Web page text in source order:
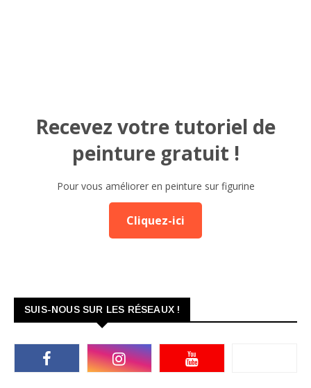
Recevez votre tutoriel de
peinture gratuit !
Pour vous améliorer en peinture sur figurine
Cliquez-ici
SUIS-NOUS SUR LES RÉSEAUX !